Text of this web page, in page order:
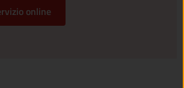
online